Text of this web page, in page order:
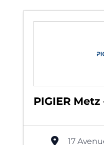
PIGIER Metz
17